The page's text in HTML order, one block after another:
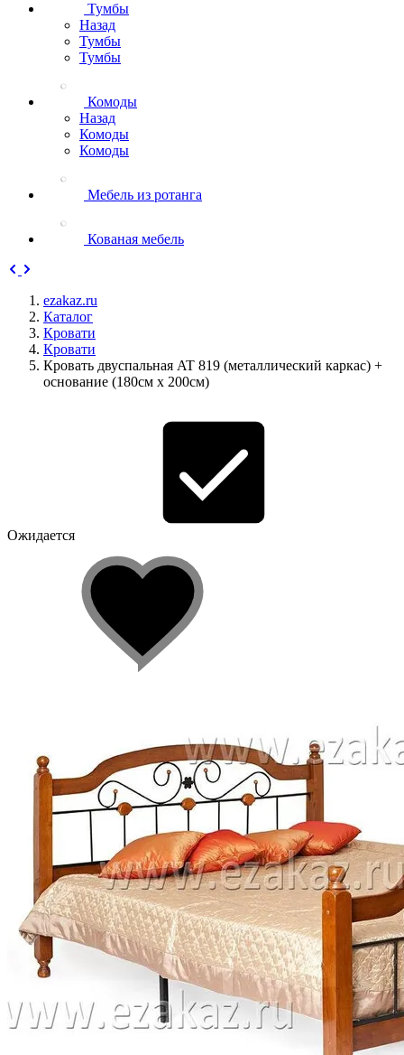
Тумбы
Назад
Тумбы
Тумбы
Комоды
Назад
Комоды
Комоды
Мебель из ротанга
Кованая мебель
ezakaz.ru
Каталог
Кровати
Кровати
Кровать двуспальная AT 819 (металлический каркас) +
основание (180см x 200см)
Ожидается